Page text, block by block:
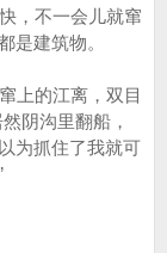
，不一会儿就窜
是建筑物。
上的江离，双目
阴沟里翻船，
为抓住了我就可